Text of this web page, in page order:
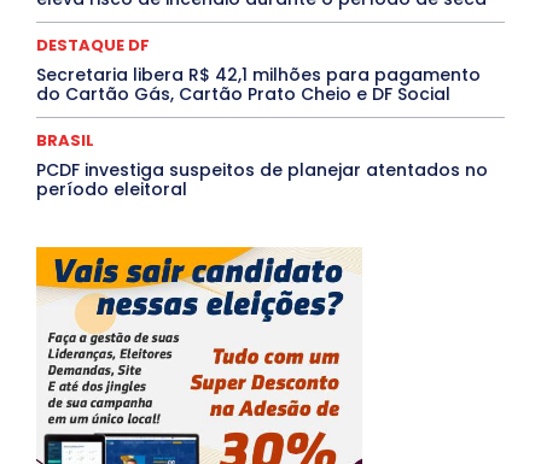
DESTAQUE DF
Secretaria libera R$ 42,1 milhões para pagamento
do Cartão Gás, Cartão Prato Cheio e DF Social
BRASIL
PCDF investiga suspeitos de planejar atentados no
período eleitoral